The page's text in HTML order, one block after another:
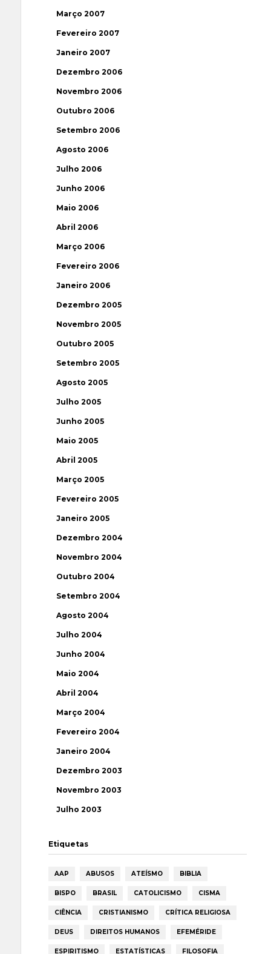
Março 2007
Fevereiro 2007
Janeiro 2007
Dezembro 2006
Novembro 2006
Outubro 2006
Setembro 2006
Agosto 2006
Julho 2006
Junho 2006
Maio 2006
Abril 2006
Março 2006
Fevereiro 2006
Janeiro 2006
Dezembro 2005
Novembro 2005
Outubro 2005
Setembro 2005
Agosto 2005
Julho 2005
Junho 2005
Maio 2005
Abril 2005
Março 2005
Fevereiro 2005
Janeiro 2005
Dezembro 2004
Novembro 2004
Outubro 2004
Setembro 2004
Agosto 2004
Julho 2004
Junho 2004
Maio 2004
Abril 2004
Março 2004
Fevereiro 2004
Janeiro 2004
Dezembro 2003
Novembro 2003
Julho 2003
Etiquetas
AAP ABUSOS ATEÍSMO BIBLIA
BISPO BRASIL CATOLICISMO CISMA
CIÊNCIA CRISTIANISMO CRÍTICA RELIGIOSA
DEUS DIREITOS HUMANOS EFEMÉRIDE
ESPIRITISMO ESTATÍSTICAS FILOSOFIA